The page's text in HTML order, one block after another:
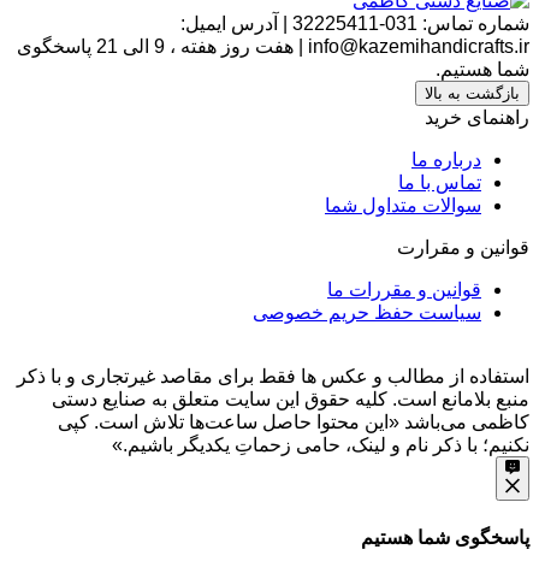
شماره تماس: 031-32225411
آدرس ایمیل:
info@kazemihandicrafts.ir
هفت روز هفته ، 9 الی 21 پاسخگوی
شما هستیم.
بازگشت به بالا
راهنمای خرید
درباره ما
تماس با ما
سوالات متداول شما
قوانین و مقرارت
قوانین و مقررات ما
سیاست حفظ حریم خصوصی
استفاده از مطالب و عکس ها فقط برای مقاصد غیرتجاری و با ذکر
منبع بلامانع است. کلیه حقوق این سایت متعلق به صنایع دستی
کاظمی می‌باشد «این محتوا حاصل ساعت‌ها تلاش است. کپی
نکنیم؛ با ذکر نام و لینک، حامی زحماتِ یکدیگر باشیم.»
پاسخگوی شما هستیم